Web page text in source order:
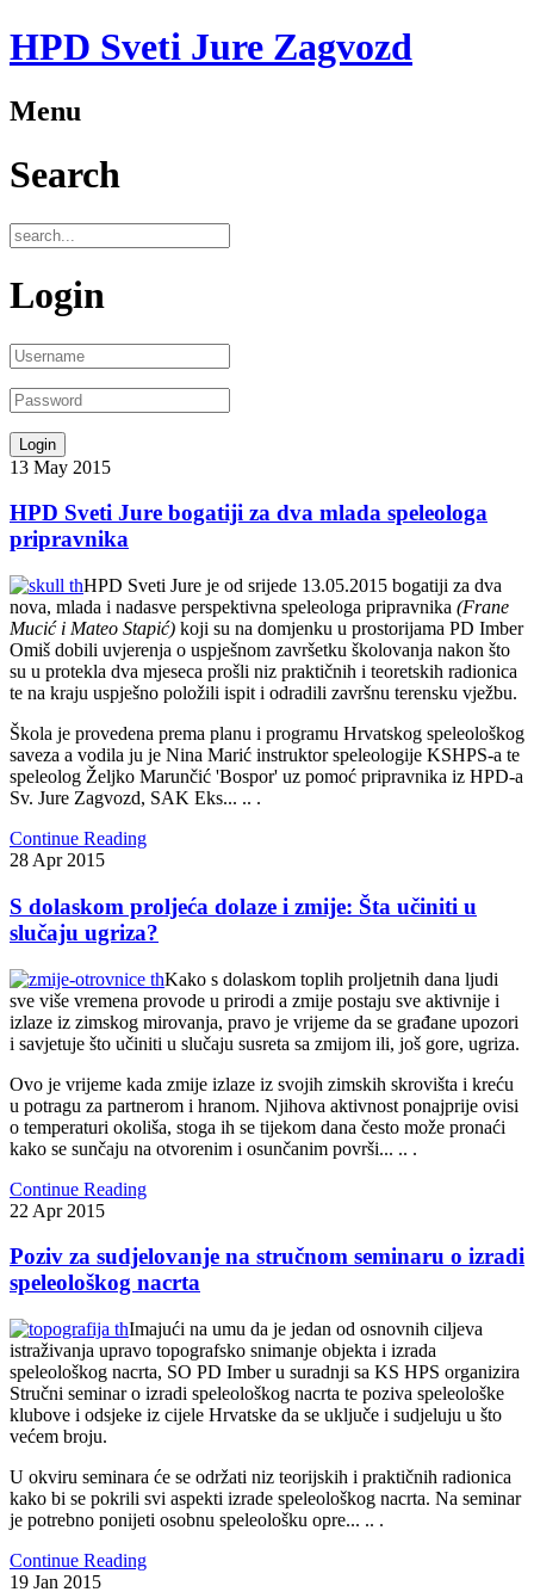
HPD Sveti Jure Zagvozd
Menu
Search
Login
13 May 2015
HPD Sveti Jure bogatiji za dva mlada speleologa
pripravnika
HPD Sveti Jure je od srijede 13.05.2015 bogatiji za dva
nova, mlada i nadasve perspektivna speleologa pripravnika (Frane
Mucić i Mateo Stapić) koji su na domjenku u prostorijama PD Imber
Omiš dobili uvjerenja o uspješnom završetku školovanja nakon što
su u protekla dva mjeseca prošli niz praktičnih i teoretskih radionica
te na kraju uspješno položili ispit i odradili završnu terensku vježbu.
Škola je provedena prema planu i programu Hrvatskog speleološkog
saveza a vodila ju je Nina Marić instruktor speleologije KSHPS-a te
speleolog Željko Marunčić 'Bospor' uz pomoć pripravnika iz HPD-a
Sv. Jure Zagvozd, SAK Eks... .. .
Continue Reading
28 Apr 2015
S dolaskom proljeća dolaze i zmije: Šta učiniti u
slučaju ugriza?
Kako s dolaskom toplih proljetnih dana ljudi
sve više vremena provode u prirodi a zmije postaju sve aktivnije i
izlaze iz zimskog mirovanja, pravo je vrijeme da se građane upozori
i savjetuje što učiniti u slučaju susreta sa zmijom ili, još gore, ugriza.
Ovo je vrijeme kada zmije izlaze iz svojih zimskih skrovišta i kreću
u potragu za partnerom i hranom. Njihova aktivnost ponajprije ovisi
o temperaturi okoliša, stoga ih se tijekom dana često može pronaći
kako se sunčaju na otvorenim i osunčanim površi... .. .
Continue Reading
22 Apr 2015
Poziv za sudjelovanje na stručnom seminaru o izradi
speleološkog nacrta
Imajući na umu da je jedan od osnovnih ciljeva
istraživanja upravo topografsko snimanje objekta i izrada
speleološkog nacrta, SO PD Imberu suradnji sa KS HPS organizira
Stručni seminar o izradi speleološkog nacrta te poziva speleološke
klubove i odsjeke iz cijele Hrvatske da se uključe i sudjeluju u što
većem broju.
U okviru seminara će se održati niz teorijskih i praktičnih radionica
kako bi se pokrili svi aspekti izrade speleološkog nacrta. Na seminar
je potrebno ponijeti osobnu speleološku opre... .. .
Continue Reading
19 Jan 2015